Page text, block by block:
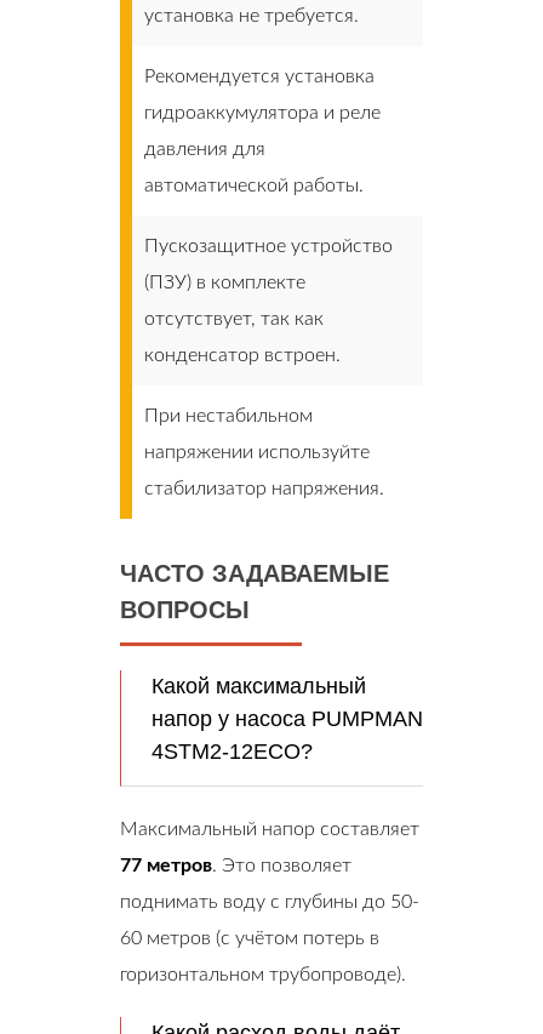
установка не требуется.
Рекомендуется установка
гидроаккумулятора и реле
давления для
автоматической работы.
Пускозащитное устройство
(ПЗУ) в комплекте
отсутствует, так как
конденсатор встроен.
При нестабильном
напряжении используйте
стабилизатор напряжения.
ЧАСТО ЗАДАВАЕМЫЕ
ВОПРОСЫ
Какой максимальный
напор у насоса PUMPMAN
4STM2-12ECO?
Максимальный напор составляет
77 метров. Это позволяет
поднимать воду с глубины до 50-
60 метров (с учётом потерь в
горизонтальном трубопроводе).